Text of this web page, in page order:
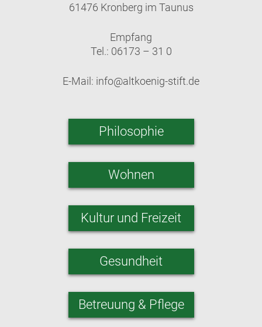
61476 Kronberg im Taunus
Empfang
Tel.: 06173 – 31 0
E-Mail: info@altkoenig-stift.de
Philosophie
Wohnen
Kultur und Freizeit
Gesundheit
Betreuung & Pflege